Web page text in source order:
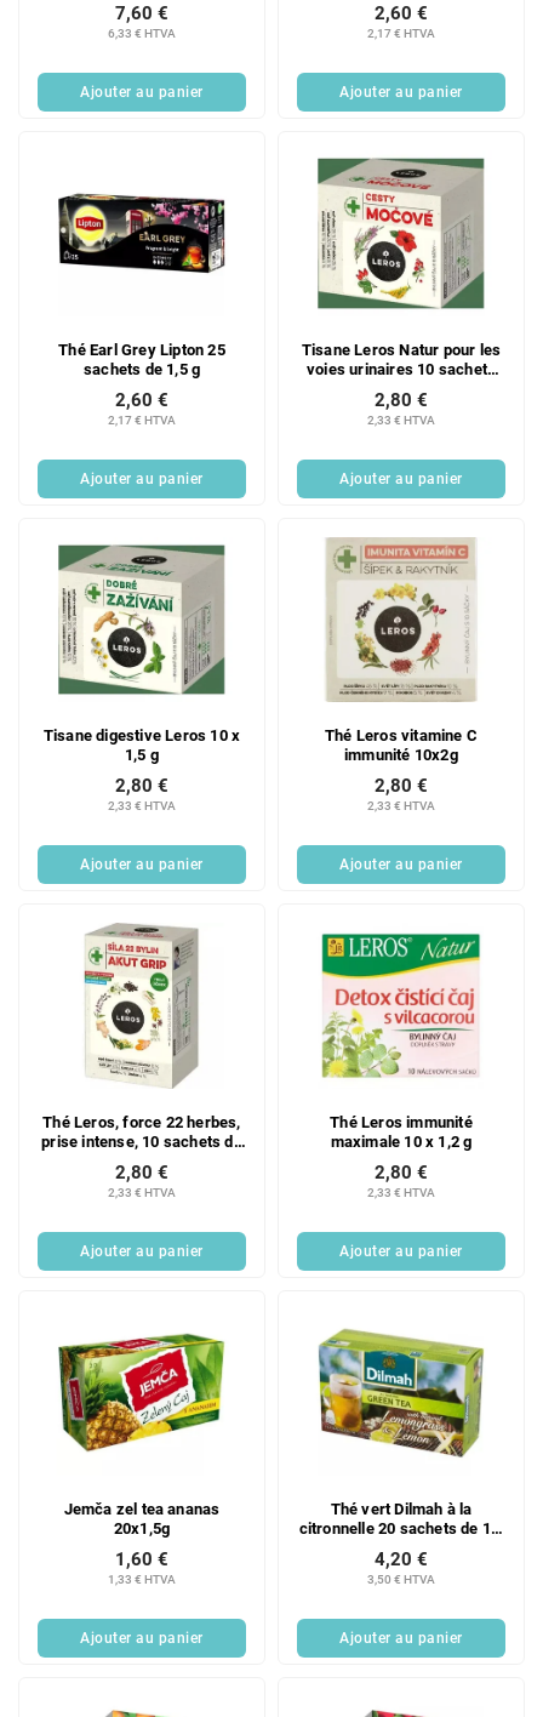
6,33 € HTVA
7,60 €
Ajouter au panier
2,17 € HTVA
2,60 €
Ajouter au panier
Thé Earl Grey Lipton 25
sachets de 1,5 g
2,17 € HTVA
2,60 €
Ajouter au panier
Tisane Leros Natur pour les
voies urinaires 10 sachets
2,33 € HTVA
2,80 €
Ajouter au panier
Tisane digestive Leros 10 x
1,5 g
2,33 € HTVA
2,80 €
Ajouter au panier
Thé Leros vitamine C
immunité 10x2g
2,33 € HTVA
2,80 €
Ajouter au panier
Thé Leros, force 22 herbes,
prise intense, 10 sachets de
2,5 g
2,33 € HTVA
2,80 €
Ajouter au panier
Thé Leros immunité
maximale 10 x 1,2 g
2,33 € HTVA
2,80 €
Ajouter au panier
Jemča zel tea ananas
20x1,5g
1,33 € HTVA
1,60 €
Ajouter au panier
Thé vert Dilmah à la
citronnelle 20 sachets de 1,5
g
3,50 € HTVA
4,20 €
Ajouter au panier